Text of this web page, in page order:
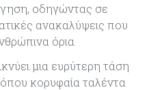
οδηγώντας σε
ανακαλύψεις που
όρια.
μια ευρύτερη τάση
κορυφαία ταλέντα